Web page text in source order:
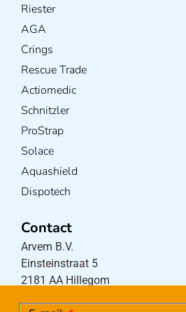
Riester
AGA
Crings
Rescue Trade
Actiomedic
Schnitzler
ProStrap
Solace
Aquashield
Dispotech
Contact
Arvem B.V.
Einsteinstraat 5
2181 AA Hillegom